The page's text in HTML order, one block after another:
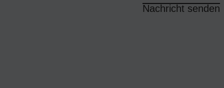
Nachricht senden